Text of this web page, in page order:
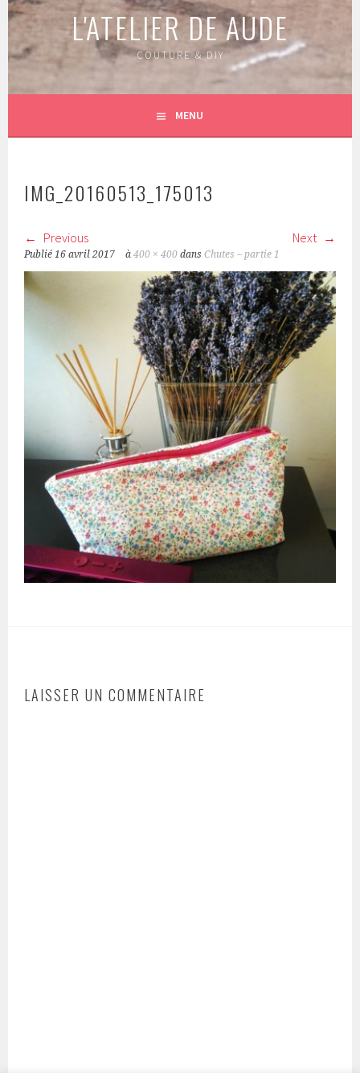
L'ATELIER DE AUDE
COUTURE & DIY
MENU
IMG_20160513_175013
Previous Next
Publié16 avril 2017 à400 × 400 dansChutes – partie 1
LAISSER UN COMMENTAIRE